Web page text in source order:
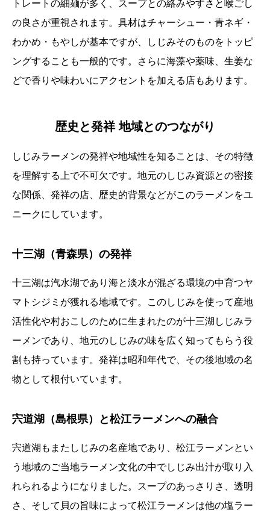
トレートの細麺が多く、スープとの絡みやすさと喉ごし
の良さが重視されます。具材はチャーシュー・青ネギ・
わかめ・もやしが基本ですが、しじみそのものをトッピ
ングすることも一般的です。さらに海藻や薬味、生姜な
どで香りや味わいにアクセントを加える店もあります。
歴史と発祥 地域とのつながり
しじみラーメンの発祥や地域性を知ることは、その特徴
を理解する上で不可欠です。地元のしじみ資源との密接
な関係、発祥の店、歴史的背景などがこのラーメンをユ
ニークにしています。
十三湖（青森県）の発祥
十三湖は汽水湖であり海と淡水が混ざる環境の中育つヤ
マトシジミが獲れる地域です。このしじみを使って産地
活性化や村おこしのために生まれたのが十三湖しじみラ
ーメンであり、地元のしじみの味を広く知ってもらう役
割も持っています。発祥は昭和年代で、その後地域の名
物として根付いています。
宍道湖（島根県）と松江ラーメンへの融合
宍道湖もまたしじみの名産地であり、松江ラーメンとい
う地域のご当地ラーメン文化の中でしじみ出汁が取り入
れられるようになりました。スープのあっさりさ、透明
さ、そして貝の旨味によって松江ラーメンは他の塩ラー